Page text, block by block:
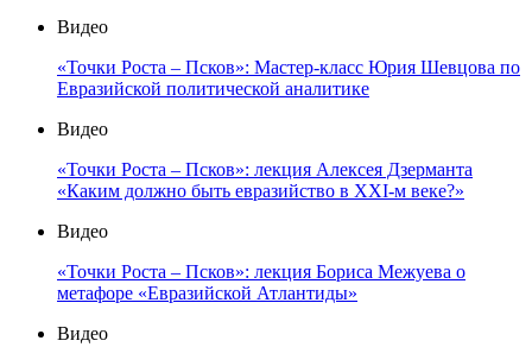
Видео
«Точки Роста – Псков»: Мастер-класс Юрия Шевцова по
Евразийской политической аналитике
Видео
«Точки Роста – Псков»: лекция Алексея Дзерманта
«Каким должно быть евразийство в XXI-м веке?»
Видео
«Точки Роста – Псков»: лекция Бориса Межуева о
метафоре «Евразийской Атлантиды»
Видео